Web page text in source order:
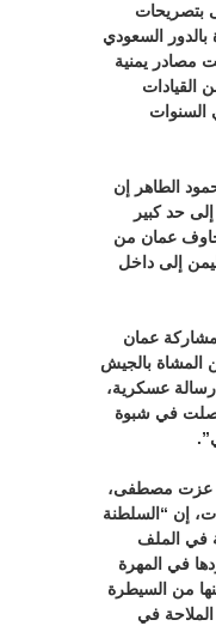
بتصريحات
السعودي
مصادر يمنية
القيادات
السنوات
الطاهر إن
حد كبير
عمان من
إلى داخل
عمان
المشاة بالجيش
رسالة عسكرية،
حصلت في شبوة
عزت مصطفى،
إن “السلطنة
في الملف
في المهرة
من السيطرة
في